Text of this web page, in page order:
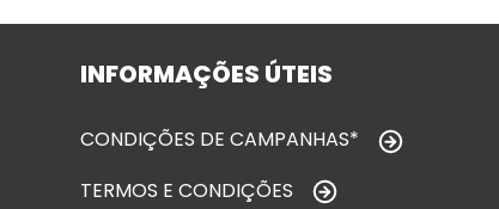
INFORMAÇÕES ÚTEIS
CONDIÇÕES DE CAMPANHAS*
TERMOS E CONDIÇÕES